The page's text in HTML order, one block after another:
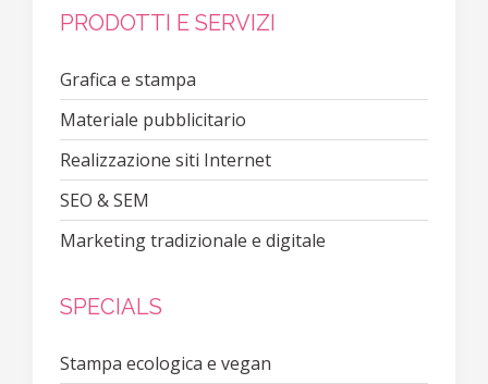
PRODOTTI E SERVIZI
Grafica e stampa
Materiale pubblicitario
Realizzazione siti Internet
SEO & SEM
Marketing tradizionale e digitale
SPECIALS
Stampa ecologica e vegan